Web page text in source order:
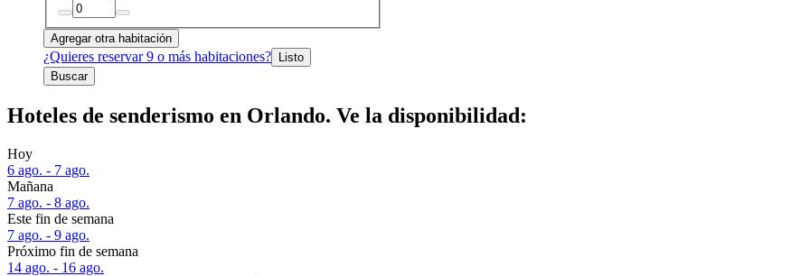
Agregar otra habitación
¿Quieres reservar 9 o más habitaciones? Listo
Buscar
Hoteles de senderismo en Orlando. Ve la disponibilidad:
Hoy
6 ago. - 7 ago.
Mañana
7 ago. - 8 ago.
Este fin de semana
7 ago. - 9 ago.
Próximo fin de semana
14 ago. - 16 ago.